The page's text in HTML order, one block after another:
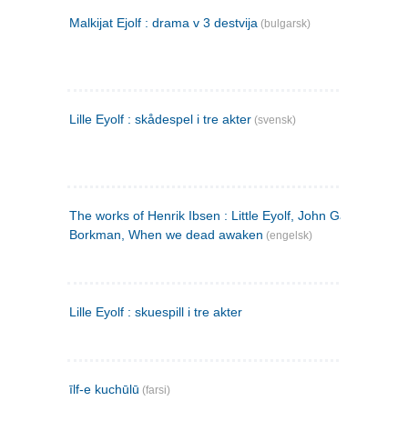
Malkijat Ejolf : drama v 3 destvija (bulgarsk)
Lille Eyolf : skådespel i tre akter (svensk)
The works of Henrik Ibsen : Little Eyolf, John Gabriel
Borkman, When we dead awaken (engelsk)
Lille Eyolf : skuespill i tre akter
īlf-e kuchūlū (farsi)